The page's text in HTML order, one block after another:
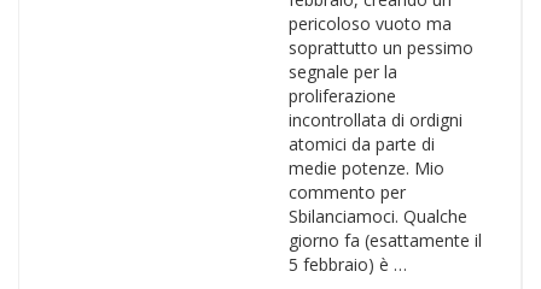
pericoloso vuoto ma
soprattutto un pessimo
segnale per la
proliferazione
incontrollata di ordigni
atomici da parte di
medie potenze. Mio
commento per
Sbilanciamoci. Qualche
giorno fa (esattamente il
5 febbraio) è …